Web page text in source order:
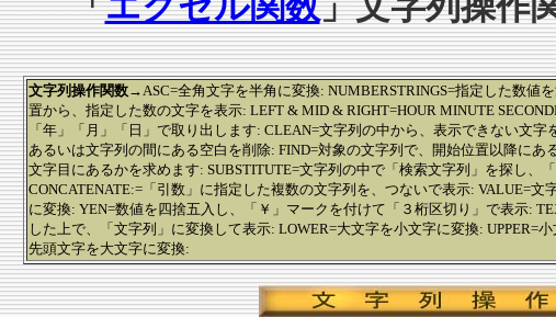
文字列操作関数→ASC=全角文字を半角に変換: NUMBERSTRINGS=指定した数値
置から、指定した数の文字を表示: LEFT & MID & RIGHT=HOUR MINUTE
「年」「月」「日」で取り出します: CLEAN=文字列の中から、表示できない文字
あるいは文字列の間にある空白を削除: FIND=対象の文字列で、開始位置以降に
文字目にあるかを求めます: SUBSTITUTE=文字列の中で「検索文字列」を探し、
CONCATENATE:=「引数」に指定した複数の文字列を、つないで表示: VALUE=文
に変換: YEN=数値を四捨五入し、「￥」マークを付けて「３桁区切り」で表示:
した上で、「文字列」に変換して表示: LOWER=大文字を小文字に変換: UPPER=
先頭文字を大文字に変換: